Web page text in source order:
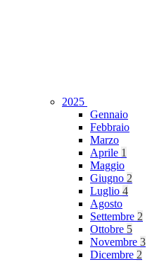
2025
Gennaio
Febbraio
Marzo
Aprile 1
Maggio
Giugno 2
Luglio 4
Agosto
Settembre 2
Ottobre 5
Novembre 3
Dicembre 2